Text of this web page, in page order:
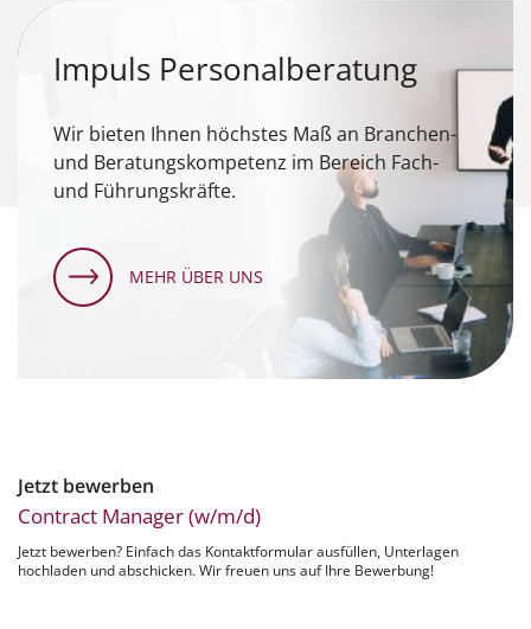
Impuls Personalberatung
Wir bieten Ihnen höchstes Maß an Branchen-
und Beratungskompetenz im Bereich Fach-
und Führungskräfte.
MEHR ÜBER UNS
Jetzt bewerben
Contract Manager (w/m/d)
Jetzt bewerben? Einfach das Kontaktformular ausfüllen, Unterlagen
hochladen und abschicken. Wir freuen uns auf Ihre Bewerbung!